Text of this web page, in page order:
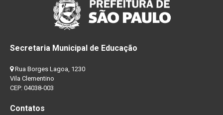
Secretaria Municipal de Educação
Rua Borges Lagoa, 1230
Vila Clementino
CEP: 04038-003
Contatos